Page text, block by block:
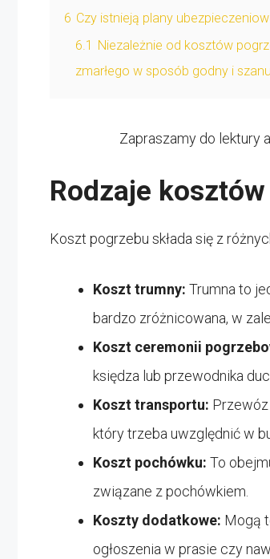
6 Czy istnieją plany
6.1
Niezależnie od kosztów
zmarłego w sposób godny i
Zapraszamy do lektury
Rodzaje
Koszt pogrzebu składa się z
Koszt trumny: Trumna to
bardzo zróżnicowana, w
Koszt ceremonii
księdza lub przewodnika
Koszt transportu:
który trzeba uwzględnić w
Koszt pochówku: To
związane z pochówkiem.
Koszty dodatkowe: Mogą
ogłoszenia w prasie czy